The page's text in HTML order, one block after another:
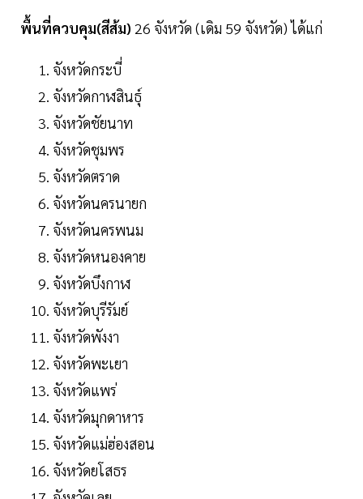
พื้นที่ควบคุม(สีส้ม) 26 จังหวัด (เดิม 59 จังหวัด) ได้แก่
จังหวัดกระบี่
จังหวัดกาฬสินธุ์
จังหวัดชัยนาท
จังหวัดชุมพร
จังหวัดตราด
จังหวัดนครนายก
จังหวัดนครพนม
จังหวัดหนองคาย
จังหวัดบึงกาฬ
จังหวัดบุรีรัมย์
จังหวัดพังงา
จังหวัดพะเยา
จังหวัดแพร่
จังหวัดมุกดาหาร
จังหวัดแม่ฮ่องสอน
จังหวัดยโสธร